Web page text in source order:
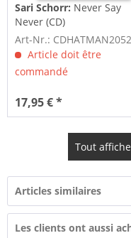
Sari Schorr: Never Say
Never (CD)
Art-Nr.: CDHATMAN2052
Article doit être
commandé
17,95 € *
Tout
Articles similaires
Les clients ont aussi